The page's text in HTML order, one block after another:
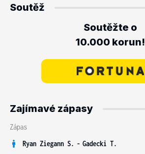
Soutěž
Soutěžte o
10.000 korun!
Zajímavé zápasy
Zápas
Ryan Ziegann S. - Gadecki T.